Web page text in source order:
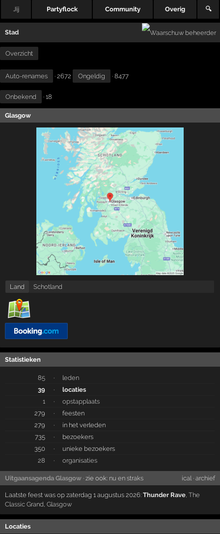
Jij Partyflock Community Overig 🔍
Stad
Overzicht
Auto-renames · 2672 Ongeldig · 8477
Onbekend · 18
Glasgow
Land Schotland
Statistieken
85 ·
leden
39
·
locaties
1
·
opstapplaats
279
·
feesten
279
·
in het verleden
735
·
bezoekers
350
·
unieke bezoekers
28
· organisaties
Uitgaansagenda Glasgow · zie ook: nu en straks ical· archief
Laatste feest was op zaterdag 1 augustus 2026:Thunder Rave,The
Classic Grand,Glasgow
Locaties